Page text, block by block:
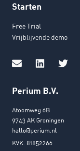
Starten
Free Trial
Vrijblijvende demo
Perium B.V.
Atoomweg 6B
9743 AK Groningen
hallo@perium.nl
KVK: 81852266